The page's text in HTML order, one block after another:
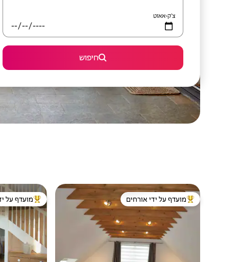
צ'ק-אאוט
חיפוש
מוביל בקרב נכסים מועדפים על ידי אורחים
מועדף על ידי אורחים מוביל בקרב
מועדף על